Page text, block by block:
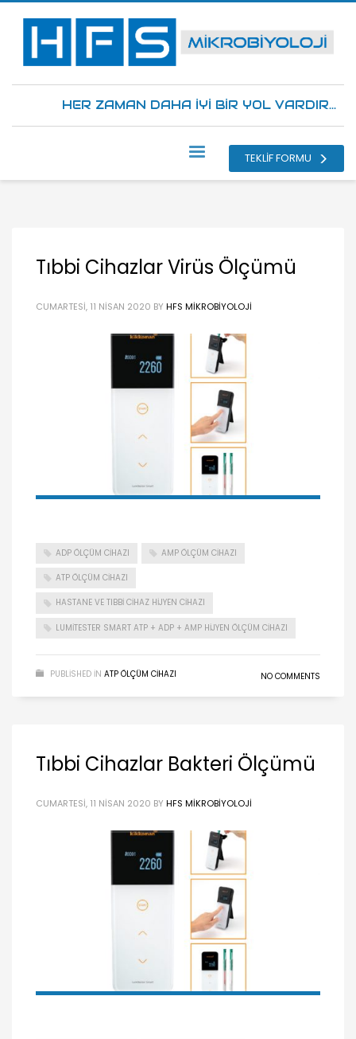
HER ZAMAN DAHA İYİ BİR YOL VARDIR...
TEKLİF FORMU
Tıbbi Cihazlar Virüs Ölçümü
CUMARTESI, 11 NISAN 2020 BY HFS MIKROBIYOLOJI
ADP ÖLÇÜM CIHAZI AMP ÖLÇÜM CIHAZI
ATP ÖLÇÜM CIHAZI
HASTANE VE TIBBI CIHAZ HIJYEN CIHAZI
LUMITESTER SMART ATP + ADP + AMP HIJYEN ÖLÇÜM CIHAZI
PUBLISHED IN ATP ÖLÇÜM CIHAZI NO COMMENTS
Tıbbi Cihazlar Bakteri Ölçümü
CUMARTESI, 11 NISAN 2020 BY HFS MIKROBIYOLOJI